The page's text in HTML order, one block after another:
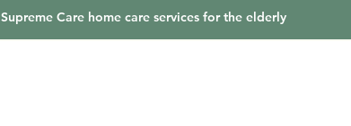
Supreme Care home care services for the elderly